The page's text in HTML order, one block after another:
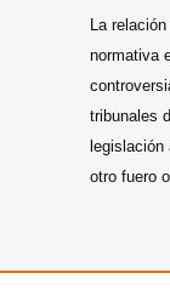
La
normativa
tribunales
otro fuero